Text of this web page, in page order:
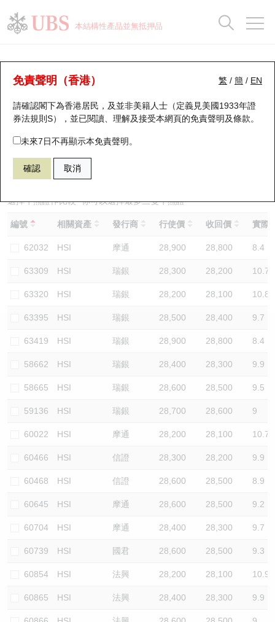
本結構性產品並無抵押品
繁 / 簡 / EN
免責聲明（香港）
請確認閣下為香港居民，及並非美籍人士（定義見美國1933年證
券法規則S），並已閱讀、理解及接受本網頁的免責聲明及條款。
未來7日不再顯示本免責聲明。
確認 取消
牛熊證分析儀
表現 街貨統計 比較
58073 瑞銀熊證 HSI 恒生指數
選擇牛熊證作比較 *你可以選擇最多三隻牛熊證
編號 相關資產 發行商 行使價 收回價 實際
62032 HSI 摩通 28,900 28,800 8.4
63309 HSI 瑞銀 28,300 28,200 10.7
63320 HSI 瑞銀 28,200 28,100 10.8
63395 HSI 瑞銀 28,500 28,400 9.7
63419 HSI 瑞銀 28,900 28,800 8.4
58662 HSI 瑞銀 28,400 28,300 9.9
58665 HSI 瑞銀 28,600 28,500 9.5
59136 HSI 瑞銀 28,700 28,600 9
60022 HSI 摩通 28,200 28,100 10.7
60466 HSI 信證 28,300 28,200 9.9
60468 HSI 信證 28,600 28,500 8.9
60645 HSI 摩通 28,600 28,500 9.2
60704 HSI 摩通 28,400 28,300 9.7
60739 HSI 國君 28,600 28,500 9.3
60854 HSI 法興 28,200 28,100 10.9
60865 HSI 法興 28,400 28,300 9.9
瑞銀認股證一覽
新發行瑞銀認股證
即將到期認股證
認股證到期結算價查詢
認股證分析儀
認股證速算機
認股證/牛熊證日誌
認股證文件及公告
街貨統計
比較
牛熊全景快搜
牛熊證搜尋
牛熊證街貨分佈圖
正股牛熊證列表
新發行瑞銀牛熊證
已收回牛熊證剩餘價值
牛熊證到期結算價查詢
牛熊證分析儀
牛熊證文件及公告
牛熊證文件及公告 (瑞信)
街貨統計
比較
十大升幅/跌幅
十大認股證成交分佈
十天股證佔大市成交
資金流
街貨統計
三十大平均引伸波幅
正股分析儀
二十大活躍股份
恒指成份股
國指成份股
科指成份股
相關資產沽空
中資ETFs溢價比較
AH 股價對照
ADR
收市競價變化
持股比重
顯示所有持股比重
每月輪證大市專題
輪證專欄
講座及教育短片
認股證投資者教育
牛熊證投資者教育
認股證牛熊證常問問題